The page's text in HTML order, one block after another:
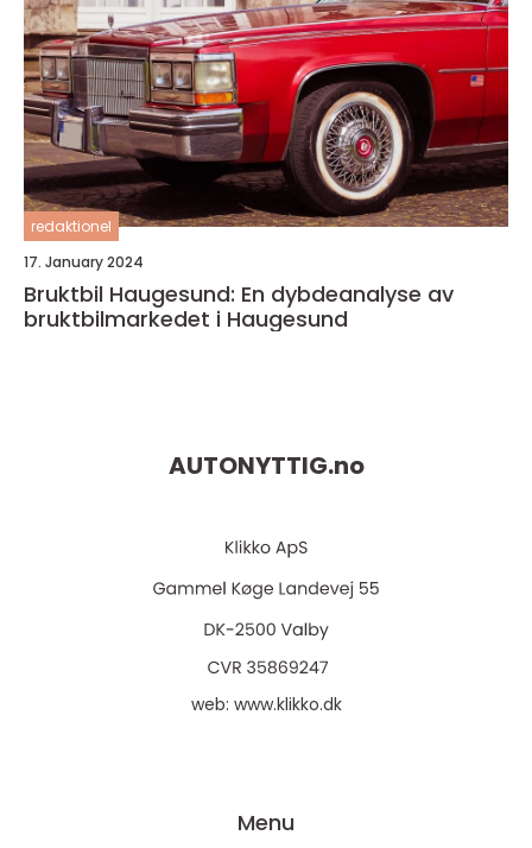
redaktionel
17. January 2024
Bruktbil Haugesund: En dybdeanalyse av
bruktbilmarkedet i Haugesund
AUTONYTTIG.no
web: www.klikko.dk
Menu